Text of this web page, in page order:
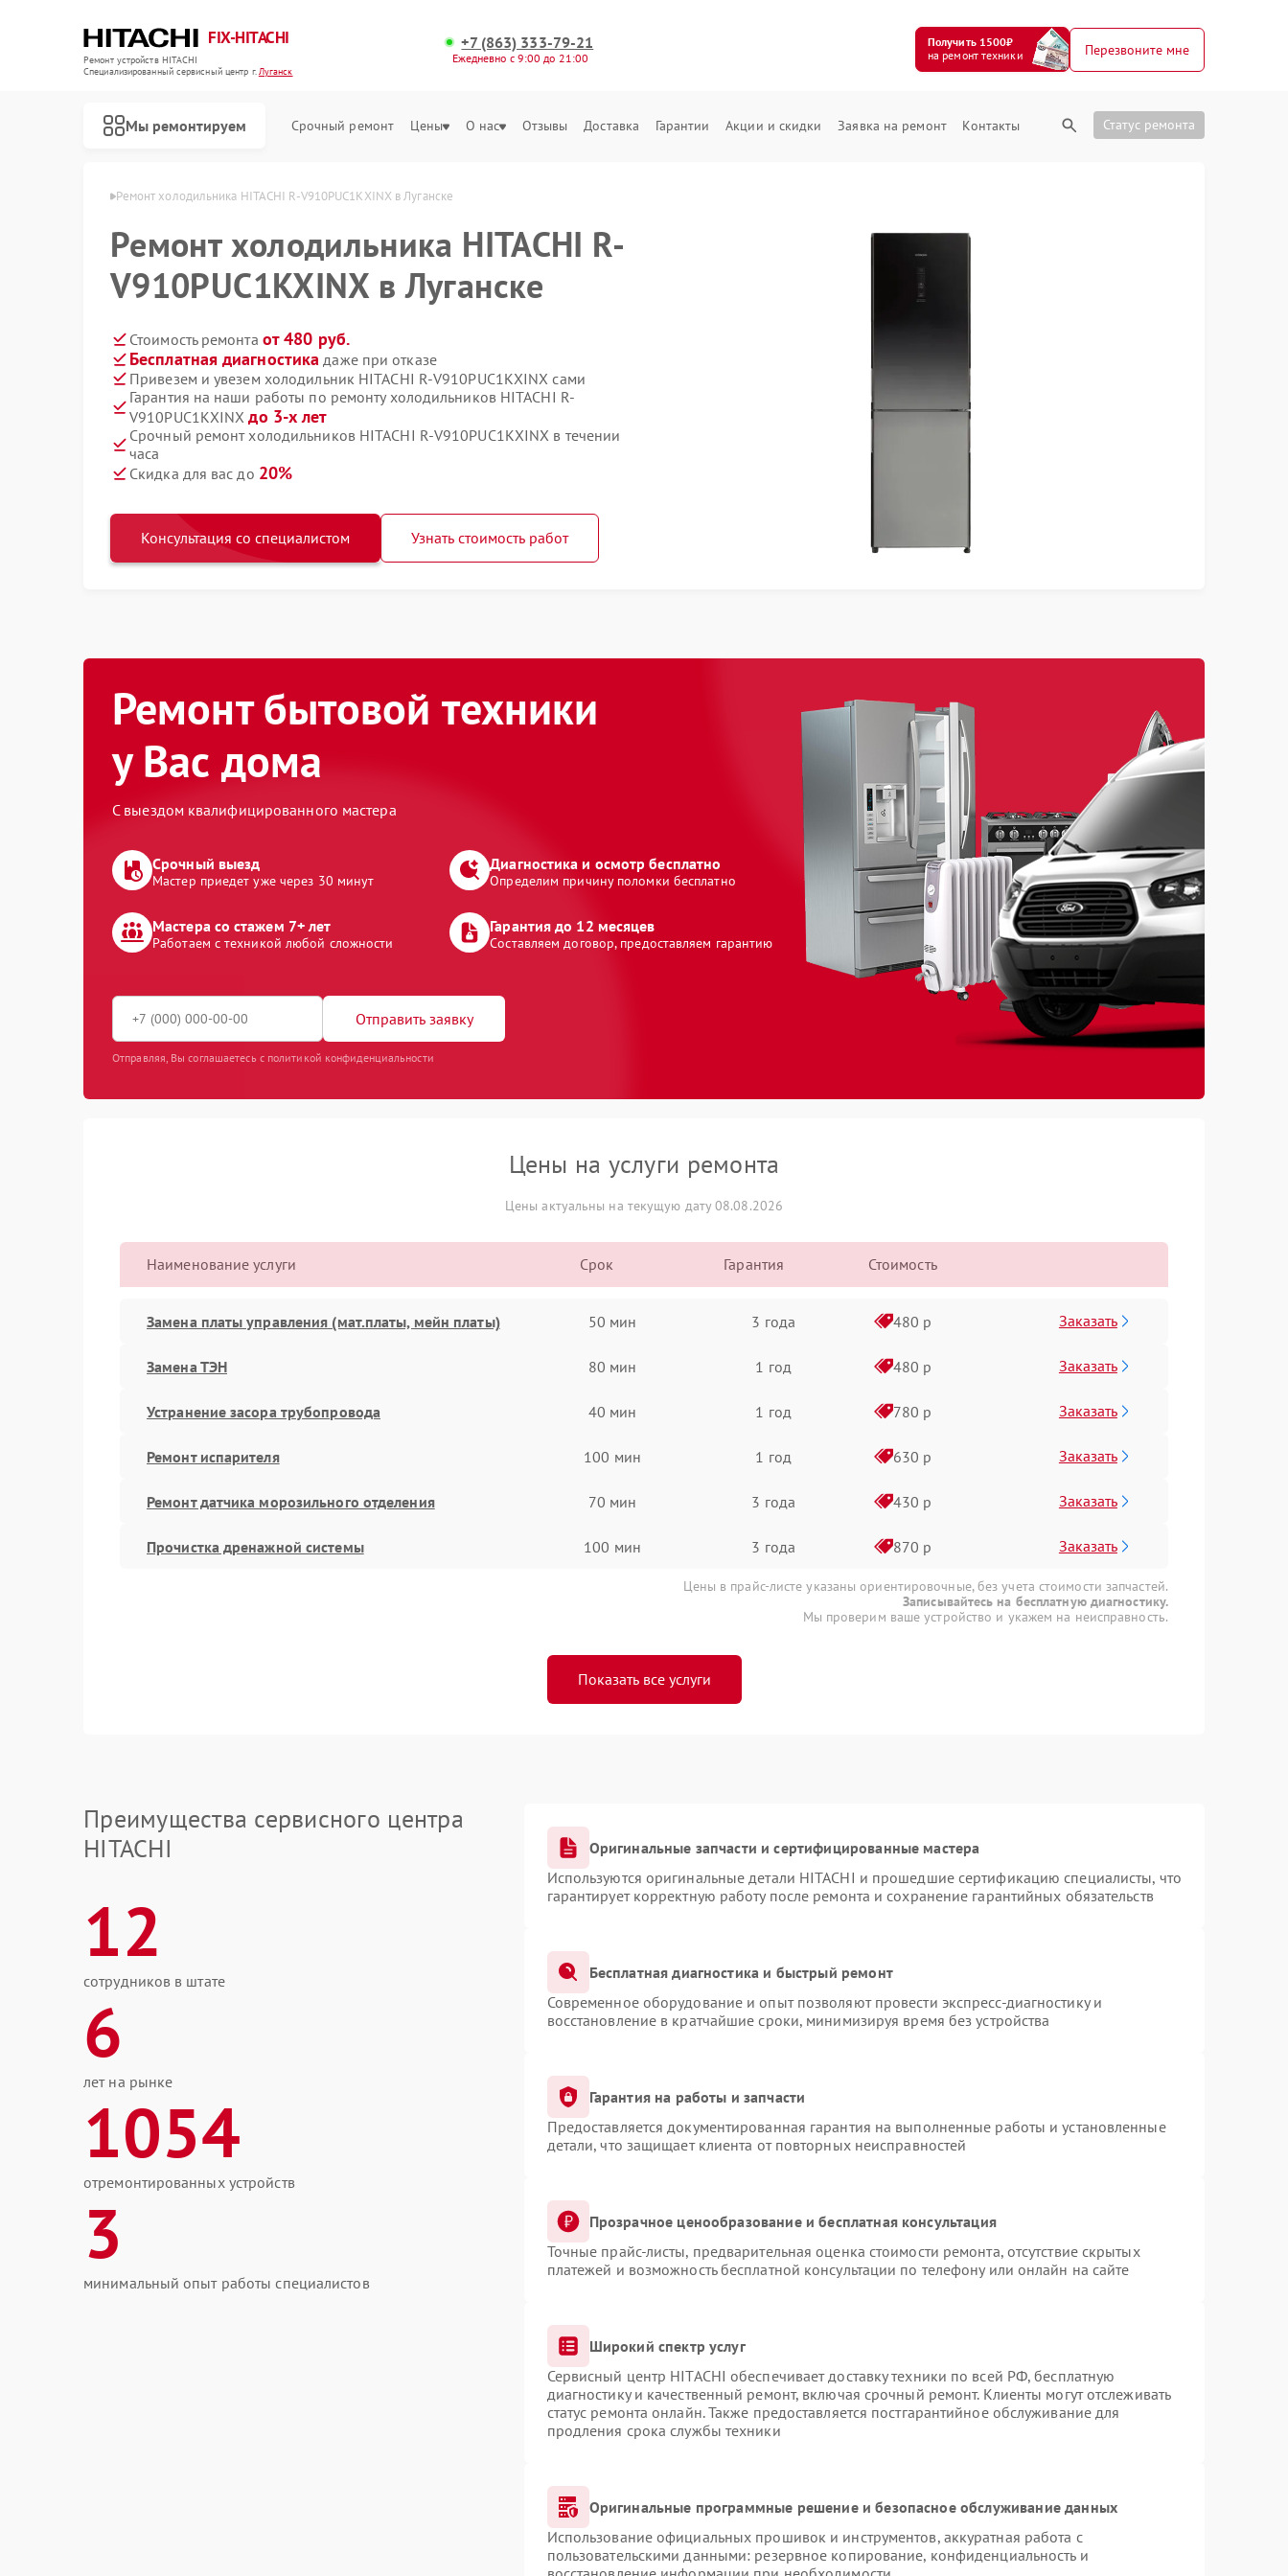
FIX-HITACHI
Ремонт устройств HITACHI
Специализированный cервисный центр г.Луганск
+7 (863) 333-79-21
Ежедневно с 9:00 до 21:00
Получить 1500₽
на ремонт техники
Перезвоните мне
Мы ремонтируем Срочный ремонт Цены О нас Отзывы Доставка Гарантии Акции и скидки Заявка на ремонт Контакты Статус ремонта
Ремонт холодильника HITACHI R-V910PUC1KXINX в Луганске
Ремонт холодильника HITACHI R-
V910PUC1KXINX в Луганске
Стоимость ремонта от 480 руб.
Бесплатная диагностика даже при отказе
Привезем и увезем холодильник HITACHI R-V910PUC1KXINX сами
Гарантия на наши работы по ремонту холодильников HITACHI R-
V910PUC1KXINXдо 3-х лет
Срочный ремонт холодильников HITACHI R-V910PUC1KXINX в течении
часа
Скидка для вас до 20%
Консультация со специалистом Узнать стоимость работ
Ремонт бытовой техники
у Вас дома
С выездом квалифицированного мастера
Срочный выезд
Мастер приедет уже через 30 минут
Диагностика и осмотр бесплатно
Определим причину поломки бесплатно
Мастера со стажем 7+ лет
Работаем с техникой любой сложности
Гарантия до 12 месяцев
Составляем договор, предоставляем гарантию
Отправить заявку
Отправляя, Вы соглашаетесь с политикой конфиденциальности
Цены на услуги ремонта
Цены актуальны на текущую дату 08.08.2026
Наименование услуги Срок Гарантия Стоимость
Замена платы управления (мат.платы, мейн платы) 50 мин 3 года 480 р Заказать
Замена ТЭН 80 мин 1 год 480 р Заказать
Устранение засора трубопровода 40 мин 1 год 780 р Заказать
Ремонт испарителя 100 мин 1 год 630 р Заказать
Ремонт датчика морозильного отделения 70 мин 3 года 430 р Заказать
Прочистка дренажной системы 100 мин 3 года 870 р Заказать
Цены в прайс-листе указаны ориентировочные, без учета стоимости запчастей.
Записывайтесь на бесплатную диагностику.
Мы проверим ваше устройство и укажем на неисправность.
Показать все услуги
Преимущества сервисного центра
HITACHI
12
сотрудников в штате
6
лет на рынке
1054
отремонтированных устройств
3
минимальный опыт работы специалистов
Оригинальные запчасти и сертифицированные мастера
Используются оригинальные детали HITACHI и прошедшие сертификацию специалисты, что
гарантирует корректную работу после ремонта и сохранение гарантийных обязательств
Бесплатная диагностика и быстрый ремонт
Современное оборудование и опыт позволяют провести экспресс-диагностику и
восстановление в кратчайшие сроки, минимизируя время без устройства
Гарантия на работы и запчасти
Предоставляется документированная гарантия на выполненные работы и установленные
детали, что защищает клиента от повторных неисправностей
Прозрачное ценообразование и бесплатная консультация
Точные прайс-листы, предварительная оценка стоимости ремонта, отсутствие скрытых
платежей и возможность бесплатной консультации по телефону или онлайн на сайте
Широкий спектр услуг
Сервисный центр HITACHI обеспечивает доставку техники по всей РФ, бесплатную
диагностику и качественный ремонт, включая срочный ремонт. Клиенты могут отслеживать
статус ремонта онлайн. Также предоставляется постгарантийное обслуживание для
продления срока службы техники
Оригинальные программные решение и безопасное обслуживание данных
Использование официальных прошивок и инструментов, аккуратная работа с
пользовательскими данными: резервное копирование, конфиденциальность и